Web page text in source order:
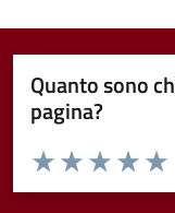
Quanto sono
pagina?
Valuta da 1 a 5 stelle la
Valuta
Valuta 3
Valuta 2 stelle
Valuta 1 stelle su 5